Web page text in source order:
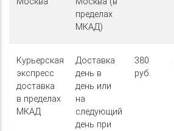
пределах
МКАД)
Курьерская
экспресс
доставка
в пределах
МКАД
Доставка
день в
день или
на
следующий
день при
380
руб.